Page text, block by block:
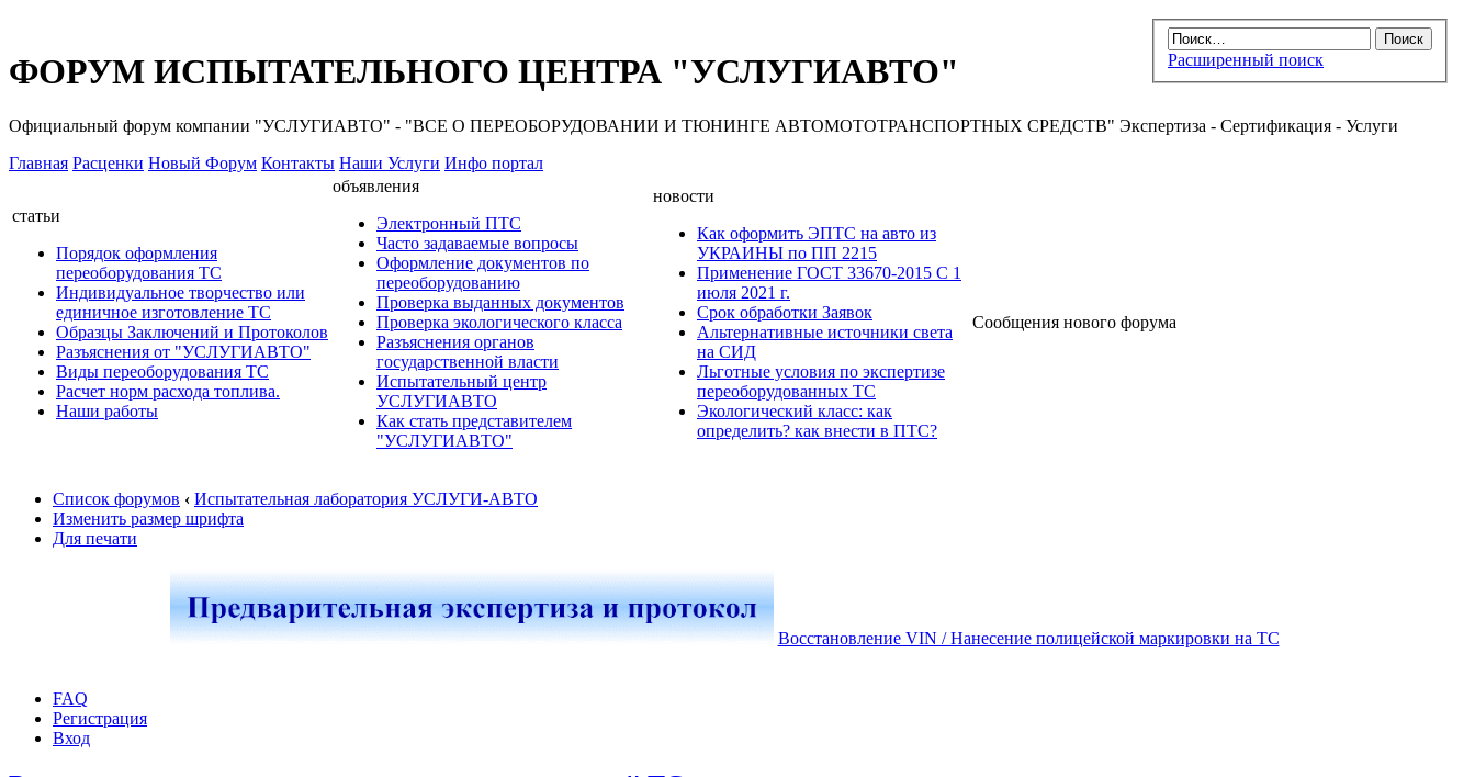
Расширенный поиск
ФОРУМ ИСПЫТАТЕЛЬНОГО ЦЕНТРА "УСЛУГИАВТО"
Официальный форум компании "УСЛУГИАВТО" - "ВСЕ О ПЕРЕОБОРУДОВАНИИ И ТЮНИНГЕ АВТОМОТОТРАНСПОРТНЫХ СРЕДСТВ" Экспертиза - Сертификация - Услуги
Главная Расценки Новый Форум Контакты Наши Услуги Инфо портал
статьи
Порядок оформления
переоборудования ТС
Индивидуальное творчество или
единичное изготовление ТС
Образцы Заключений и Протоколов
Разъяснения от "УСЛУГИАВТО"
Виды переоборудования ТС
Расчет норм расхода топлива.
Наши работы
объявления
Электронный ПТС
Часто задаваемые вопросы
Оформление документов по
переоборудованию
Проверка выданных документов
Проверка экологического класса
Разъяснения органов
государственной власти
Испытательный центр
УСЛУГИАВТО
Как стать представителем
"УСЛУГИАВТО"
новости
Как оформить ЭПТС на авто из
УКРАИНЫ по ПП 2215
Применение ГОСТ 33670-2015 С 1
июля 2021 г.
Срок обработки Заявок
Альтернативные источники света
на СИД
Льготные условия по экспертизе
переоборудованных ТС
Экологический класс: как
определить? как внести в ПТС?
Сообщения нового форума
Список форумов ‹ Испытательная лаборатория УСЛУГИ-АВТО
Изменить размер шрифта
Для печати
Восстановление VIN / Нанесение полицейской маркировки на ТС
FAQ
Регистрация
Вход